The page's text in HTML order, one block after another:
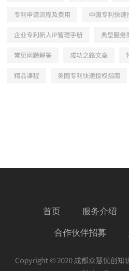
专利申请流程及费用 中国专利快速
企业专利新人IP管理手册 典型服务
常见问题解答 成功之路文章
精品课程 美国专利快速授权指南
首页 服务介绍
合作伙伴招募
Copyright © 2020 成都众慧优创知